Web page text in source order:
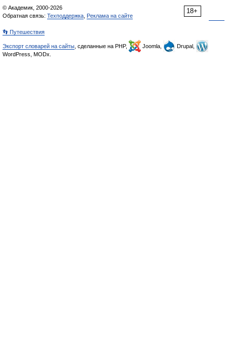
18+
© Академик, 2000-2026
Обратная связь: Техподдержка Реклама на сайте
👣 Путешествия
Экспорт словарей на сайты , сделанные на PHP, Joomla,
Drupal,
WordPress, MODx.